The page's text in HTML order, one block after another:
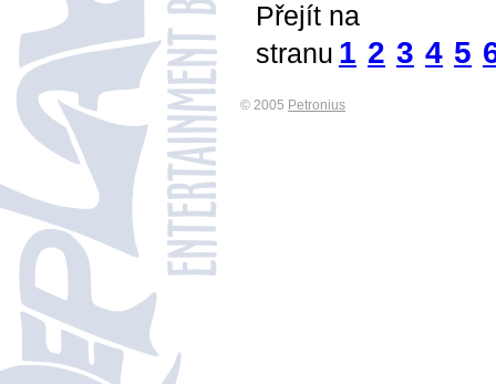
Přejít na
stranu 1 2 3 4 5
© 2005 Petronius